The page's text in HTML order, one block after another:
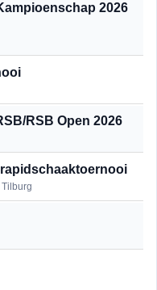
2026
RSB Open 2026